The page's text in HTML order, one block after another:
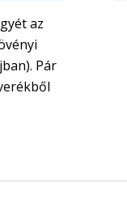
az
Pár